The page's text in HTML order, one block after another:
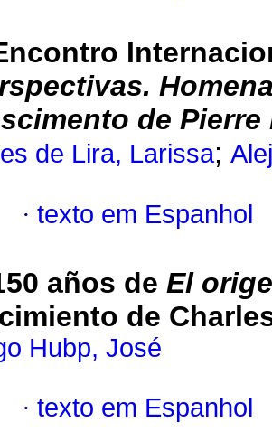
de Pierre
de Lira, Larissa;
· texto em Espanhol
años de El
de
Hubp, José
· texto em Espanhol